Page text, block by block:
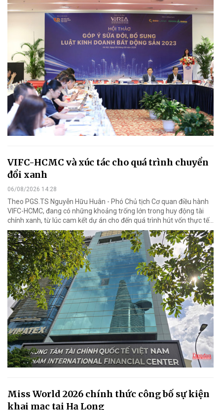
VIFC-HCMC và xúc tác cho quá trình chuyển
đổi xanh
06/08/2026 14:28
Theo PGS.TS Nguyễn Hữu Huân - Phó Chủ tịch Cơ quan điều hành
VIFC-HCMC, đang có những khoảng trống lớn trong huy động tài
chính xanh, từ lúc cam kết dự án cho đến quá trình hút vốn thực tế...
Miss World 2026 chính thức công bố sự kiện
khai mạc tại Hạ Long